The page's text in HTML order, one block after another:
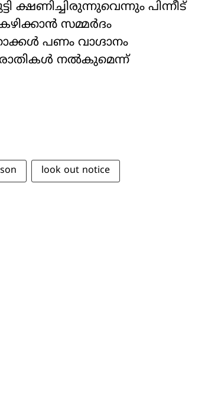
ക്ഷണിച്ചിരുന്നുവെന്നും പിന്നീട്
സമ്മർദം
പണം വാഗ്ദാനം
നൽകുമെന്ന്
son look out notice